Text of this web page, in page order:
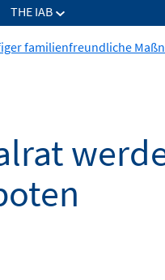
THE IAB
familienfreundliche